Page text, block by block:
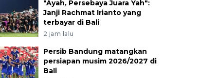
"Ayah, Persebaya Juara Yah":
Janji Rachmat Irianto yang
terbayar di Bali
2 jam lalu
Persib Bandung matangkan
persiapan musim 2026/2027 di
Bali